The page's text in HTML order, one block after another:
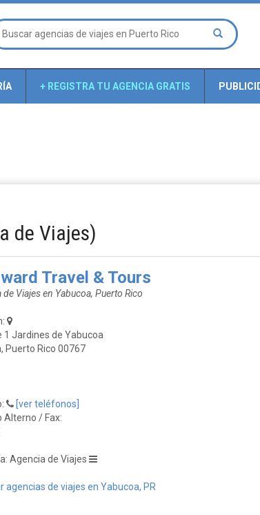
+ REGISTRA TU AGENCIA GRATIS
de Viajes)
Travel & Tours
de Viajes en Yabucoa, Puerto Rico
1 Jardines de Yabucoa
Puerto Rico 00767
[ver teléfonos]
Alterno / Fax:
Agencia de Viajes
agencias de viajes en Yabucoa, PR